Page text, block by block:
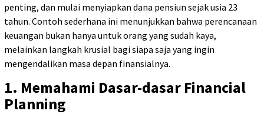
penting, dan mulai menyiapkan dana pensiun sejak usia 23
tahun. Contoh sederhana ini menunjukkan bahwa perencanaan
keuangan bukan hanya untuk orang yang sudah kaya,
melainkan langkah krusial bagi siapa saja yang ingin
mengendalikan masa depan finansialnya.
1. Memahami Dasar-dasar Financial
Planning